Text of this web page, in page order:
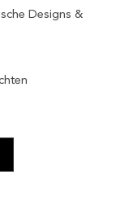
Designs &